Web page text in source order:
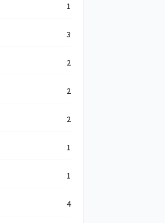
1
3
2
2
2
1
1
4